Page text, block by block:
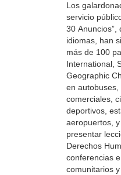
Los
servicio
30 Anuncios”,
idiomas, han
más de 100
International,
Geographic
en
comerciales,
deportivos,
aeropuertos,
presentar
Derechos
conferencias
comunitarios